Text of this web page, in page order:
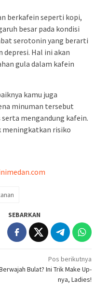
berkafein seperti kopi,
besar pada kondisi
serotonin yang berarti
depresi. Hal ini akan
gula dalam kafein
kamu juga
minuman tersebut
mengandung kafein.
meningkatkan risiko
SEBARKAN
Pos berikutnya
Bulat? Ini Trik Make Up-
nya, Ladies!